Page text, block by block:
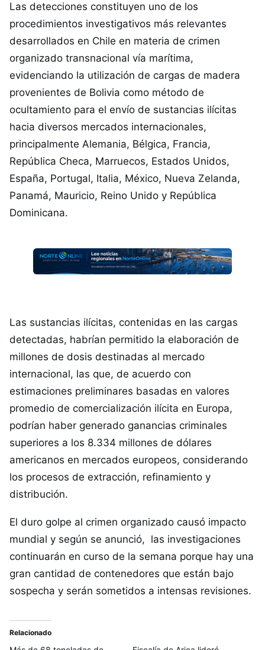
Las detecciones constituyen uno de los
procedimientos investigativos más relevantes
desarrollados en Chile en materia de crimen
organizado transnacional vía marítima,
evidenciando la utilización de cargas de madera
provenientes de Bolivia como método de
ocultamiento para el envío de sustancias ilícitas
hacia diversos mercados internacionales,
principalmente Alemania, Bélgica, Francia,
República Checa, Marruecos, Estados Unidos,
España, Portugal, Italia, México, Nueva Zelanda,
Panamá, Mauricio, Reino Unido y República
Dominicana.
Las sustancias ilícitas, contenidas en las cargas
detectadas, habrían permitido la elaboración de
millones de dosis destinadas al mercado
internacional, las que, de acuerdo con
estimaciones preliminares basadas en valores
promedio de comercialización ilícita en Europa,
podrían haber generado ganancias criminales
superiores a los 8.334 millones de dólares
americanos en mercados europeos, considerando
los procesos de extracción, refinamiento y
distribución.
El duro golpe al crimen organizado causó impacto
mundial y según se anunció, las investigaciones
continuarán en curso de la semana porque hay una
gran cantidad de contenedores que están bajo
sospecha y serán sometidos a intensas revisiones.
Relacionado